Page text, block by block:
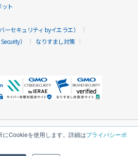
にCookieを使用します。詳細はプライバシーポ
ト
ーセキュリティ byイエラエ）
）
なりすまし対策